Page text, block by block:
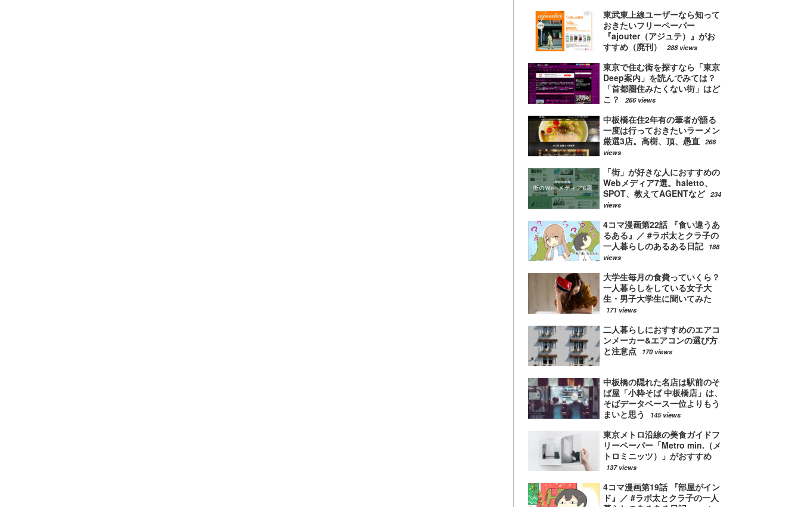
東武東上線ユーザーなら知って
おきたいフリーペーパー
『ajouter（アジュテ）』がお
すすめ（廃刊）
288 views
東京で住む街を探すなら「東京
Deep案内」を読んでみては？
「首都圏住みたくない街」はど
こ？
266 views
中板橋在住2年有の筆者が語る
一度は行っておきたいラーメン
厳選3店。高樹、頂、愚直 266
views
「街」が好きな人におすすめの
Webメディア7選。haletto、
SPOT、教えてAGENTなど 234
views
4コマ漫画第22話 『食い違うあ
るある』／ #ラボ太とクラ子の
一人暮らしのあるある日記
188
views
大学生毎月の食費っていくら？
一人暮らしをしている女子大
生・男子大学生に聞いてみた
171 views
二人暮らしにおすすめのエアコ
ンメーカー&エアコンの選び方
と注意点
170 views
中板橋の隠れた名店は駅前のそ
ば屋「小粋そば 中板橋店」は、
そばデータベース一位よりもう
まいと思う
145 views
東京メトロ沿線の美食ガイドフ
リーペーパー「Metro min.（メ
トロミニッツ）」がおすすめ
137 views
4コマ漫画第19話 『部屋がイン
ド』／ #ラボ太とクラ子の一人